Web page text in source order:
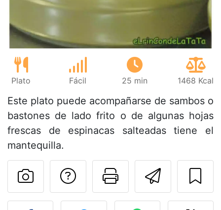
Plato Fácil 25 min 1468 Kcal
Este plato puede acompañarse de sambos o
bastones de lado frito o de algunas hojas
frescas de espinacas salteadas tiene el
mantequilla.
Imprimir
Preguntar al autor
Publicar la foto de esta